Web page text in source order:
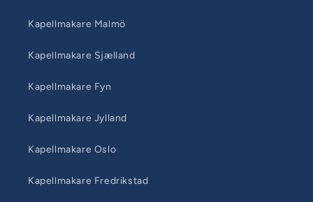
Kapellmakare Malmö
Kapellmakare Sjælland
Kapellmakare Fyn
Kapellmakare Jylland
Kapellmakare Oslo
Kapellmakare Fredrikstad